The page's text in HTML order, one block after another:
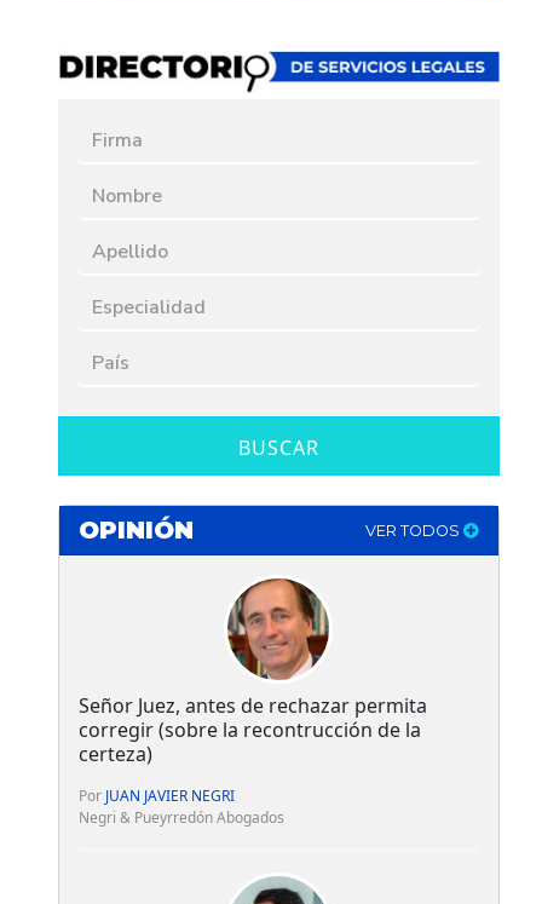
BUSCAR
OPINIÓN VER TODOS
Señor Juez, antes de rechazar permita
corregir (sobre la recontrucción de la
certeza)
Por JUAN JAVIER NEGRI
Negri & Pueyrredón Abogados